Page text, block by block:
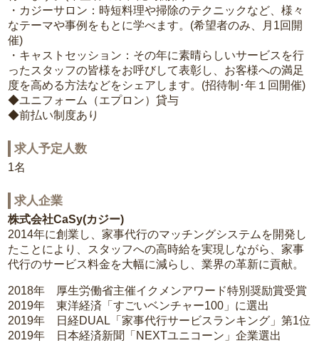
・カジーサロン：時短料理や掃除のテクニックなど、様々
なテーマや事例をもとに学べます。(希望者のみ、月1回開
催)
・キャストセッション：その年に素晴らしいサービスを行
ったスタッフの皆様をお呼びして表彰し、お客様への満足
度を高める方法などをシェアします。(招待制･年１回開催)
◆ユニフォーム（エプロン）貸与
◆前払い制度あり
求人予定人数
1名
求人企業
株式会社CaSy(カジー)
2014年に創業し、家事代行のマッチングシステムを開発し
たことにより、スタッフへの高時給を実現しながら、家事
代行のサービス料金を大幅に減らし、業界の革新に貢献。
2018年 厚生労働省主催イクメンアワード特別奨励賞受賞
2019年 東洋経済「すごいベンチャー100」に選出
2019年 日経DUAL「家事代行サービスランキング」第1位
2019年 日本経済新聞「NEXTユニコーン」企業選出